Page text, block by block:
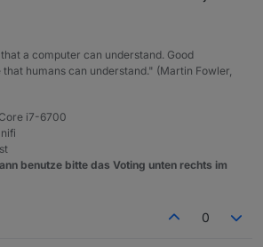
a computer can understand. Good
humans can understand." (Martin Fowler,
i7-6700
benutze bitte das Voting unten rechts im
0